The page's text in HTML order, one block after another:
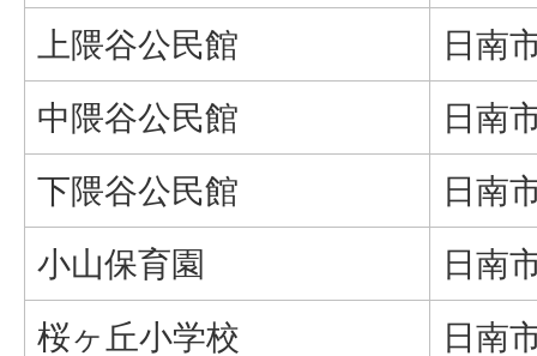
上隈谷公民館
日南
中隈谷公民館
日南
下隈谷公民館
日南
小山保育園
日南
桜ヶ丘小学校
日南